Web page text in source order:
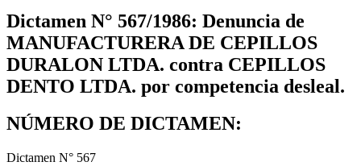
Dictamen N° 567/1986: Denuncia de
MANUFACTURERA DE CEPILLOS
DURALON LTDA. contra CEPILLOS
DENTO LTDA. por competencia desleal.
NÚMERO DE DICTAMEN:
Dictamen N° 567